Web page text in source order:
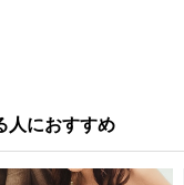
人におすすめ